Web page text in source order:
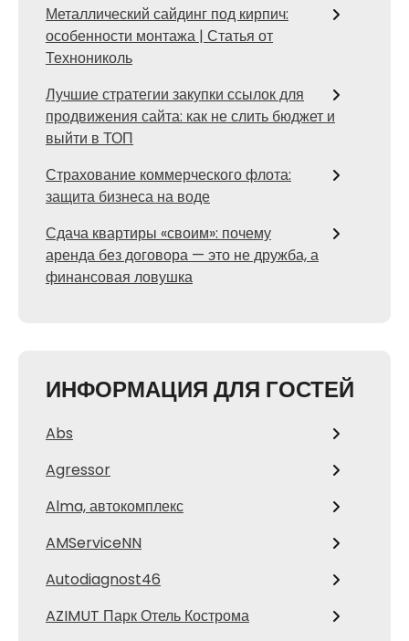
Металлический сайдинг под кирпич:
особенности монтажа | Статья от
Технониколь
Лучшие стратегии закупки ссылок для
продвижения сайта: как не слить бюджет и
выйти в ТОП
Страхование коммерческого флота:
защита бизнеса на воде
Сдача квартиры «своим»: почему
аренда без договора — это не дружба, а
финансовая ловушка
ИНФОРМАЦИЯ ДЛЯ ГОСТЕЙ
Abs
Agressor
Alma, автокомплекс
AMServiceNN
Autodiagnost46
AZIMUT Парк Отель Кострома